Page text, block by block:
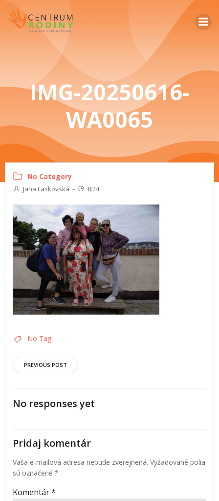
IMG-20250616-
WA0065
No Category
Jana Laskovská - 8:24
No Tag
PREVIOUS POST
No responses yet
Pridaj komentár
Vaša e-mailová adresa nebude zverejnená. Vyžadované polia
sú označené *
Komentár*